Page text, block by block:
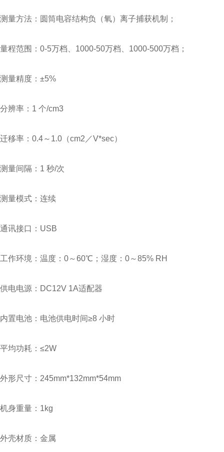
测量方法：圆筒电容结构负（氧）离子捕获机制；
量程范围：0-5万档、1000-50万档、1000-500万档；
测量精度：±5%
分辨率：1 个/cm3
迁移率：0.4～1.0（cm2／V*sec）
测量间隔：1 秒/次
测量模式：连续
通讯接口：USB
工作环境：温度：0～60℃；湿度：0～85% RH
供电电源：DC12V 1A适配器
内置电池：电池供电时间≥8 小时
平均功耗：≤2W
外形尺寸：245mm*132mm*54mm
机身重量：1kg
外壳材质：金属